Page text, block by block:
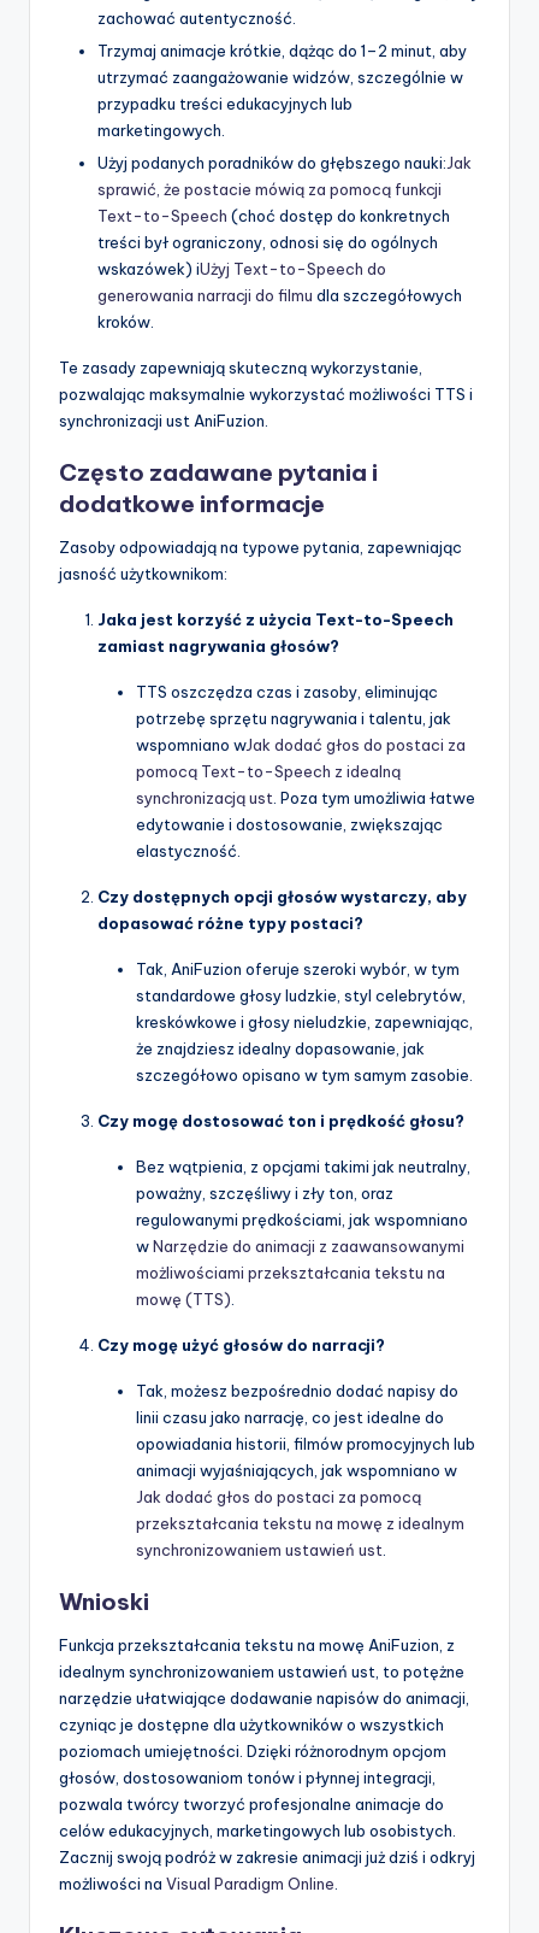
zachować autentyczność.
Trzymaj animacje krótkie, dążąc do 1–2 minut, aby
utrzymać zaangażowanie widzów, szczególnie w
przypadku treści edukacyjnych lub
marketingowych.
Użyj podanych poradników do głębszego nauki:Jak
sprawić, że postacie mówią za pomocą funkcji
Text-to-Speech (choć dostęp do konkretnych
treści był ograniczony, odnosi się do ogólnych
wskazówek) iUżyj Text-to-Speech do
generowania narracji do filmu dla szczegółowych
kroków.
Te zasady zapewniają skuteczną wykorzystanie,
pozwalając maksymalnie wykorzystać możliwości TTS i
synchronizacji ust AniFuzion.
Często zadawane pytania i
dodatkowe informacje
Zasoby odpowiadają na typowe pytania, zapewniając
jasność użytkownikom:
Jaka jest korzyść z użycia Text-to-Speech
zamiast nagrywania głosów?
TTS oszczędza czas i zasoby, eliminując
potrzebę sprzętu nagrywania i talentu, jak
wspomniano wJak dodać głos do postaci za
pomocą Text-to-Speech z idealną
synchronizacją ust . Poza tym umożliwia łatwe
edytowanie i dostosowanie, zwiększając
elastyczność.
Czy dostępnych opcji głosów wystarczy, aby
dopasować różne typy postaci?
Tak, AniFuzion oferuje szeroki wybór, w tym
standardowe głosy ludzkie, styl celebrytów,
kreskówkowe i głosy nieludzkie, zapewniając,
że znajdziesz idealny dopasowanie, jak
szczegółowo opisano w tym samym zasobie.
Czy mogę dostosować ton i prędkość głosu?
Bez wątpienia, z opcjami takimi jak neutralny,
poważny, szczęśliwy i zły ton, oraz
regulowanymi prędkościami, jak wspomniano
wNarzędzie do animacji z zaawansowanymi
możliwościami przekształcania tekstu na
mowę (TTS)
Czy mogę użyć głosów do narracji?
Tak, możesz bezpośrednio dodać napisy do
linii czasu jako narrację, co jest idealne do
opowiadania historii, filmów promocyjnych lub
animacji wyjaśniających, jak wspomniano w
Jak dodać głos do postaci za pomocą
przekształcania tekstu na mowę z idealnym
synchronizowaniem ustawień ust
Wnioski
Funkcja przekształcania tekstu na mowę AniFuzion, z
idealnym synchronizowaniem ustawień ust, to potężne
narzędzie ułatwiające dodawanie napisów do animacji,
czyniąc je dostępne dla użytkowników o wszystkich
poziomach umiejętności. Dzięki różnorodnym opcjom
głosów, dostosowaniom tonów i płynnej integracji,
pozwala twórcy tworzyć profesjonalne animacje do
celów edukacyjnych, marketingowych lub osobistych.
Zacznij swoją podróż w zakresie animacji już dziś i odkryj
możliwości na Visual Paradigm Online